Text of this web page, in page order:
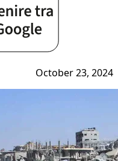
October 23, 2024